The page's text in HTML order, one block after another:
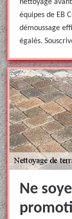
nettoyage
équipes de EB
démoussage
égalés.
Ne